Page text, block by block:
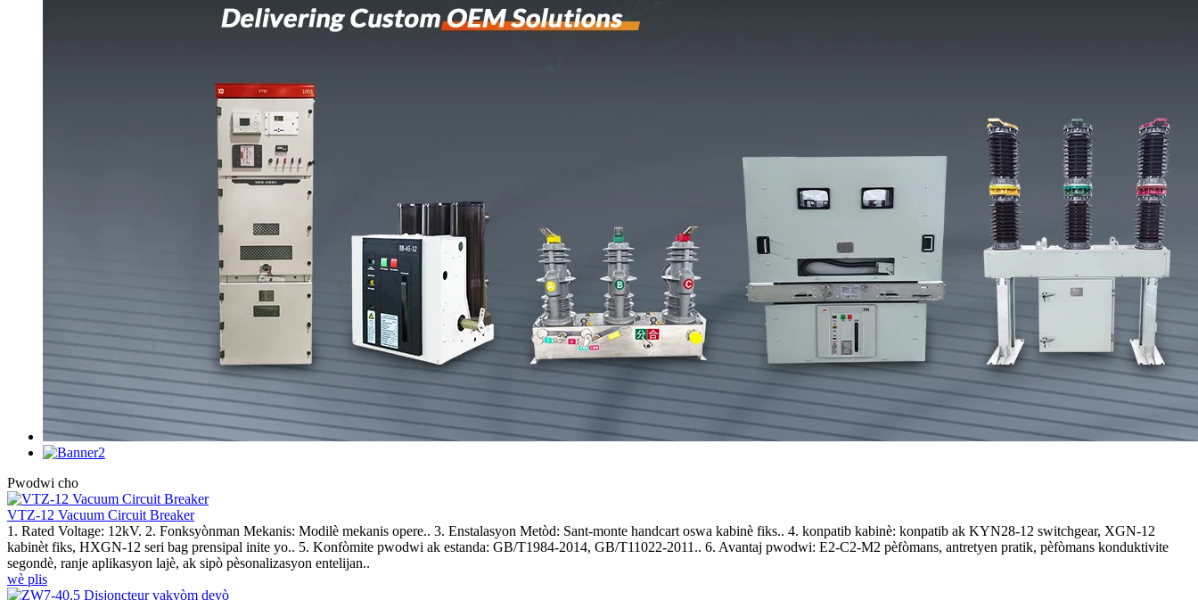
Pwodwi cho
VTZ-12 Vacuum Circuit Breaker
1. Rated Voltage: 12kV. 2. Fonksyònman Mekanis: Modilè mekanis opere.. 3. Enstalasyon Metòd: Sant-monte handcart oswa kabinè fiks.. 4. konpatib kabinè: konpatib ak KYN28-12 switchgear, XGN-12
kabinèt fiks, HXGN-12 seri bag prensipal inite yo.. 5. Konfòmite pwodwi ak estanda: GB/T1984-2014, GB/T11022-2011.. 6. Avantaj pwodwi: E2-C2-M2 pèfòmans, antretyen pratik, pèfòmans konduktivite
segondè, ranje aplikasyon lajè, ak sipò pèsonalizasyon entelijan..
wè plis